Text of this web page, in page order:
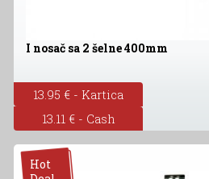
I nosač sa 2 šelne 400mm
13.95 € - Kartica
13.11 € - Cash
Hot